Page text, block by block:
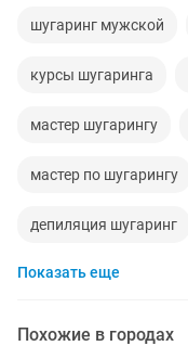
шугаринг мужской
курсы шугаринга
мастер шугарингу
мастер по шугарингу
депиляция шугаринг
шугаринг на выезд
Показать еще
Похожие в городах